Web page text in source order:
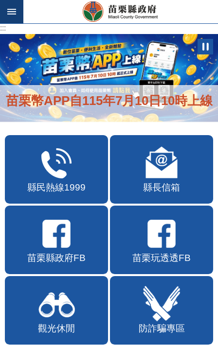
跳到主要內容區塊
:::
苗栗幣APP自115年7月10日10時上線
縣民熱線1999 縣長信箱
苗栗縣政府FB 苗栗玩透透FB
觀光休閒 防詐騙專區